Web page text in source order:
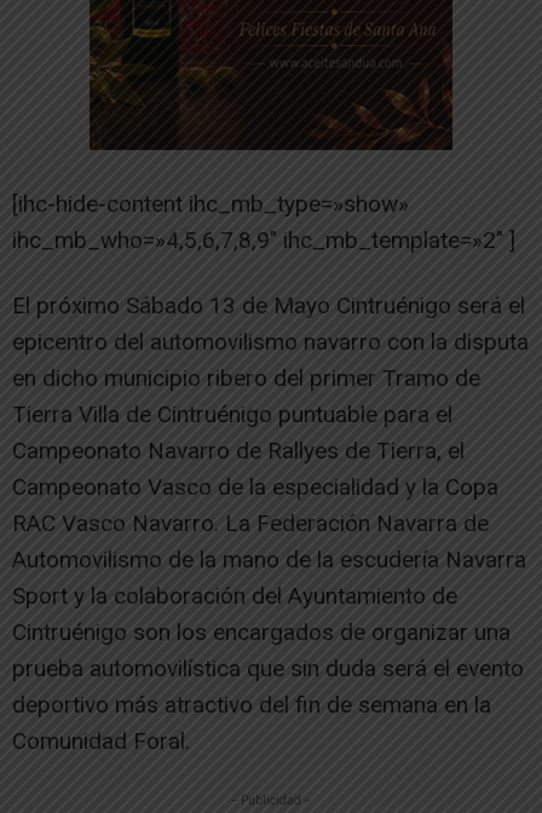
[ihc-hide-content ihc_mb_type=»show»
ihc_mb_who=»4,5,6,7,8,9″ ihc_mb_template=»2″ ]
El próximo Sábado 13 de Mayo Cintruénigo será el
epicentro del automovilismo navarro con la disputa
en dicho municipio ribero del primer Tramo de
Tierra Villa de Cintruénigo puntuable para el
Campeonato Navarro de Rallyes de Tierra, el
Campeonato Vasco de la especialidad y la Copa
RAC Vasco Navarro. La Federación Navarra de
Automovilismo de la mano de la escudería Navarra
Sport y la colaboración del Ayuntamiento de
Cintruénigo son los encargados de organizar una
prueba automovilística que sin duda será el evento
deportivo más atractivo del fin de semana en la
Comunidad Foral.
-- Publicidad --